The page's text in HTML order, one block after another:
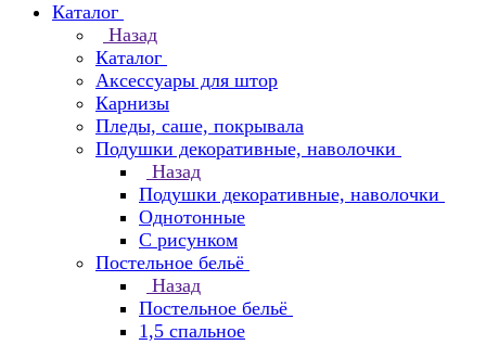
Каталог
Назад
Каталог
Аксессуары для штор
Карнизы
Пледы, саше, покрывала
Подушки декоративные, наволочки
Назад
Подушки декоративные, наволочки
Однотонные
С рисунком
Постельное бельё
Назад
Постельное бельё
1,5 спальное